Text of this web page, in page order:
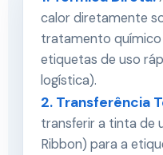
calor diretamente
tratamento químico
etiquetas de uso
logística).
2. Transferência
transferir a tinta de
Ribbon) para a